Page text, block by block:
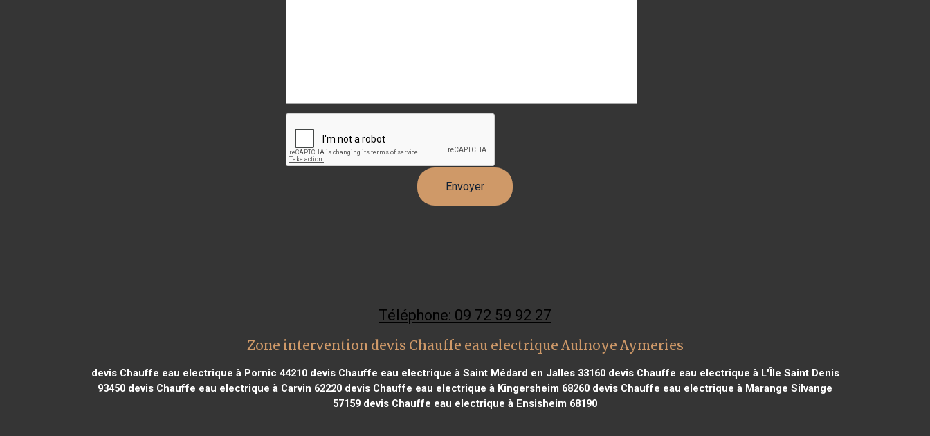
Téléphone: 09 72 59 92 27
Zone intervention devis Chauffe eau electrique Aulnoye Aymeries
devis Chauffe eau electrique à Pornic 44210devis Chauffe eau electrique à Saint Médard en Jalles 33160devis Chauffe eau electrique à L'Île Saint Denis
93450 devis Chauffe eau electrique à Carvin 62220 devis Chauffe eau electrique à Kingersheim 68260 devis Chauffe eau electrique à Marange Silvange
57159 devis Chauffe eau electrique à Ensisheim 68190